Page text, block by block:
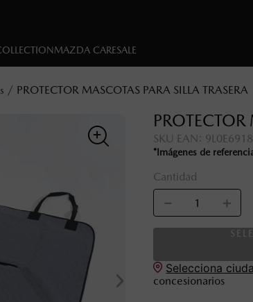
MAZDA CARESALE
PROTECTOR MASCOTAS PARA SILLA TRASERA
PROTECTOR
SKU EAN :
*Imágenes de
Cantidad
＋
－
Selecciona
concesionarios